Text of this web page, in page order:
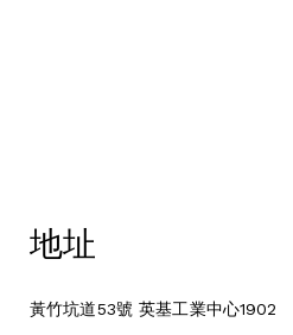
地址
黃竹坑道53號 英基工業中心1902